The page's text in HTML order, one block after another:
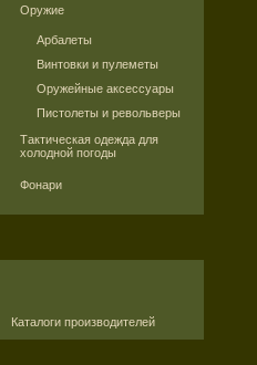
Оружие
Арбалеты
Винтовки и пулеметы
Оружейные аксессуары
Пистолеты и револьверы
Тактическая одежда для
холодной погоды
Фонари
Каталоги производителей